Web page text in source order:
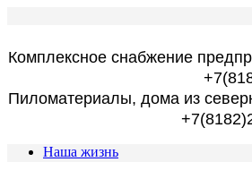
Комплексное снабжение
Пиломатериалы, дома из
Наша жизнь